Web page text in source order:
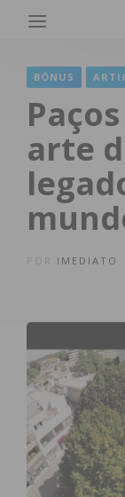
BÓNUS
arte
IMEDIATO